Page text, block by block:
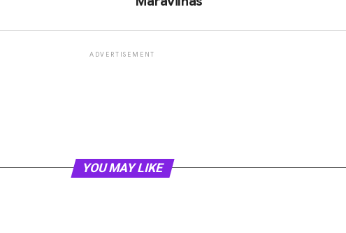
ADVERTISEMENT
YOU MAY LIKE